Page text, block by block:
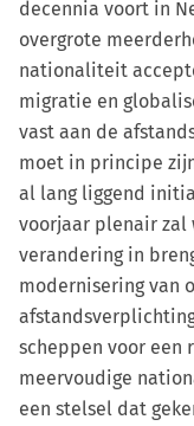
decennia voort in
overgrote
nationaliteit
migratie en
vast aan de
moet in principe
al lang liggend
voorjaar plenair zal
verandering in
modernisering van
scheppen voor een
meervoudige
een stelsel dat